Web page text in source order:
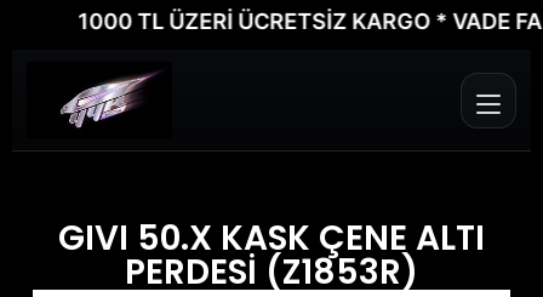
1000 TL ÜZERİ ÜCRETSİZ KARGO * VADE
GIVI 50.X KASK ÇENE ALTI
PERDESİ (Z1853R)